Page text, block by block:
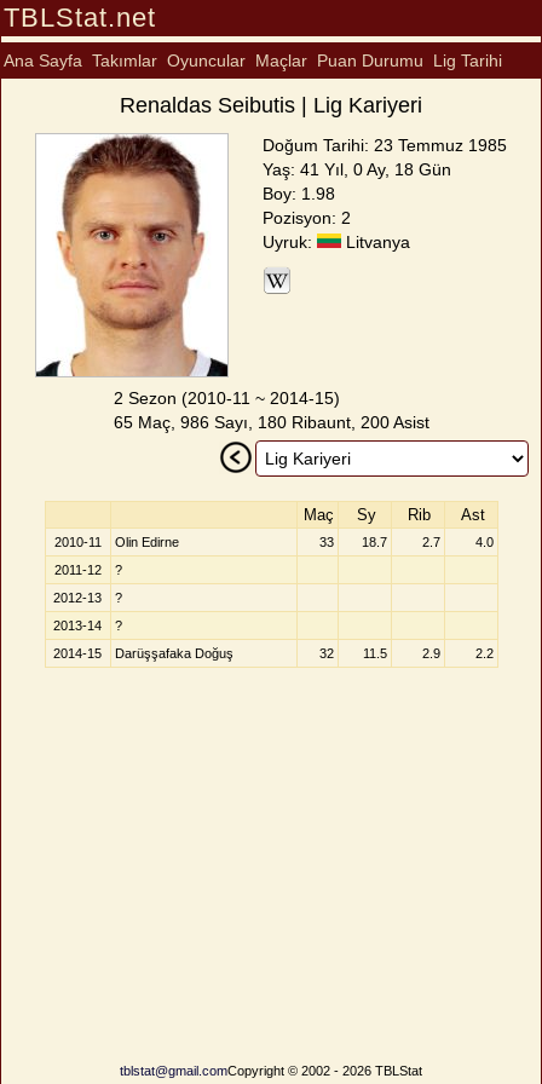
TBLStat.net
Ana Sayfa Takımlar Oyuncular Maçlar Puan Durumu Lig Tarihi
Renaldas Seibutis | Lig Kariyeri
Doğum Tarihi: 23 Temmuz 1985
Yaş: 41 Yıl, 0 Ay, 18 Gün
Boy: 1.98
Pozisyon: 2
Uyruk:
Litvanya
2 Sezon (2010-11 ~ 2014-15)
65 Maç, 986 Sayı, 180 Ribaunt, 200 Asist
Maç Sy Rib Ast
2010-11 Olin Edirne 33 18.7 2.7
4.0
2011-12
?
2012-13
?
2013-14
?
2014-15
Darüşşafaka Doğuş 32 11.5 2.9 2.2
tblstat@gmail.comCopyright © 2002 - 2026 TBLStat